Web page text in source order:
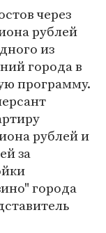
через
рублей
из
города в
программу.
рублей и
за
города